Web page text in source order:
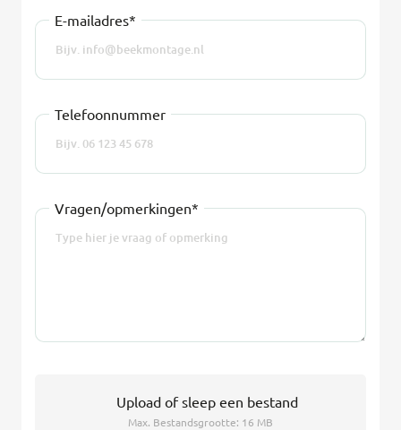
E-mailadres*
Telefoonnummer
Vragen/opmerkingen*
Uploadof sleep een bestand
Max. Bestandsgrootte: 16 MB